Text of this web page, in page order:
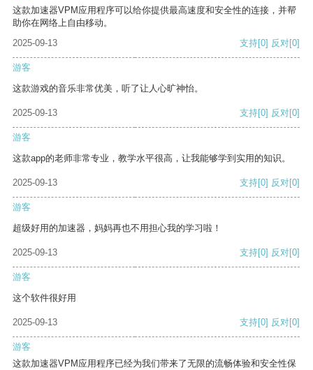
这款加速器VPM应用程序可以给你提供最高速度和安全性的连接，并帮
助你在网络上自由移动。
2025-09-13
支持[0] 反对[0]
游客
这款游戏的音乐非常优美，听了让人心旷神怡。
2025-09-13 支持[0] 反对[0]
游客
这款app的老师非常专业，教学水平很高，让我能够学到实用的知识。
2025-09-13 支持[0] 反对[0]
游客
超级好用的加速器，妈妈再也不用担心我的学习啦！
2025-09-13 支持[0] 反对[0]
游客
这个软件很好用
2025-09-13 支持[0] 反对[0]
游客
这款加速器VPM应用程序已经为我们带来了无限的流畅体验和安全性保